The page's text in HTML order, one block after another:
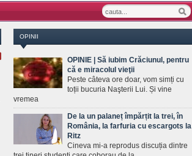
OPINII
OPINIE | Să iubim Crăciunul, pentru
că e miracolul vieţii
Peste câteva ore doar, vom simți cu
toții bucuria Naşterii Lui. Și vine
vremea
De la un palaneț împărțit la trei, în
România, la farfuria cu escargots la
Ritz
Cineva mi-a reprodus discuția dintre